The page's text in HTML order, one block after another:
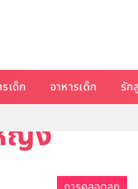
เด็ก อาหารเด็ก รัก
ญิง